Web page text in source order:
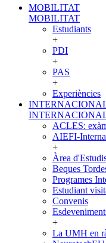
MOBILITAT
MOBILITAT
Estudiants
+
PDI
+
PAS
+
Experiències
ACLES:
AIEFI-
+
Àrea
Beques
Programes
Estudiant
Convenis
+
La UMH en